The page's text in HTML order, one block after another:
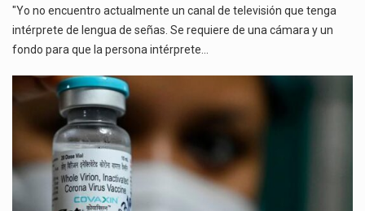
"Yo no encuentro actualmente un canal de televisión que tenga
intérprete de lengua de señas. Se requiere de una cámara y un
fondo para que la persona intérprete…